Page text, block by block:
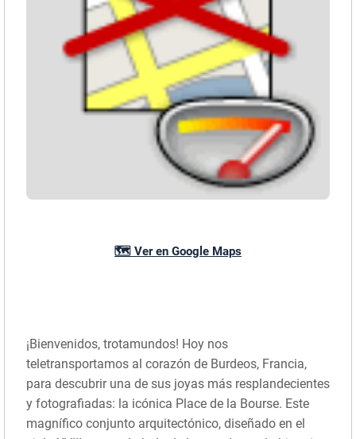
🗺️ Ver en Google Maps
¡Bienvenidos, trotamundos! Hoy nos
teletransportamos al corazón de Burdeos, Francia,
para descubrir una de sus joyas más resplandecientes
y fotografiadas: la icónica Place de la Bourse. Este
magnífico conjunto arquitectónico, diseñado en el